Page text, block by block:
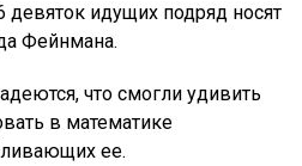
девяток идущих подряд носят
Фейнмана.
что смогли удивить
в математике
ее.